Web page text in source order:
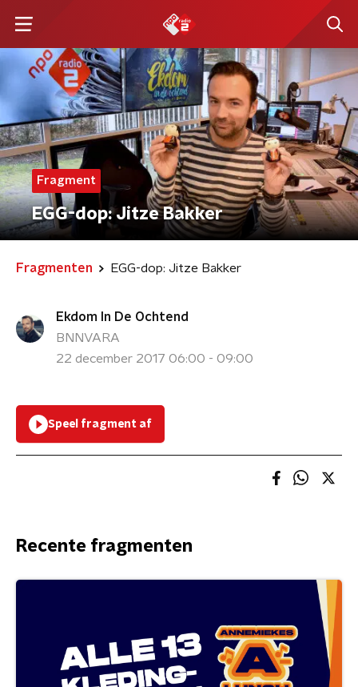
Fragment
EGG-dop: Jitze Bakker
Fragmenten EGG-dop: Jitze Bakker
Ekdom In De Ochtend
BNNVARA
22 december 2017 06:00 - 09:00
Speel fragment af
Recente fragmenten